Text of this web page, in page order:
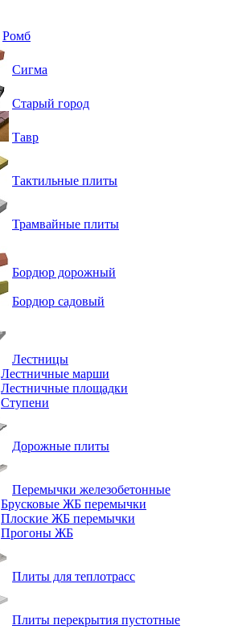
Ромб
Сигма
Старый город
Тавр
Тактильные плиты
Трамвайные плиты
Бордюр дорожный
Бордюр садовый
Лестницы
Лестничные марши
Лестничные площадки
Ступени
Дорожные плиты
Перемычки железобетонные
Брусковые ЖБ перемычки
Плоские ЖБ перемычки
Прогоны ЖБ
Плиты для теплотрасс
Плиты перекрытия пустотные